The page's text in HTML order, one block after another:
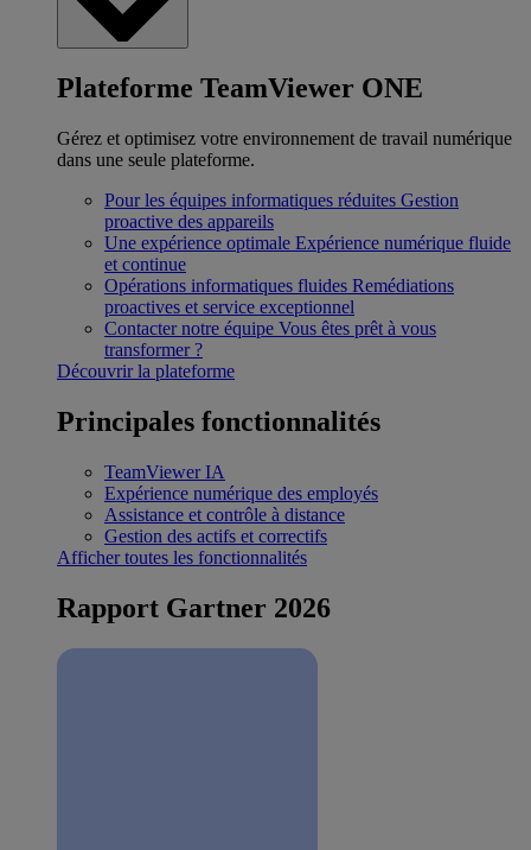
Plateforme TeamViewer ONE
Gérez et optimisez votre environnement de travail numérique
dans une seule plateforme.
Pour les équipes informatiques réduites Gestion
proactive des appareils
Une expérience optimale Expérience numérique fluide
et continue
Opérations informatiques fluides Remédiations
proactives et service exceptionnel
Contacter notre équipe Vous êtes prêt à vous
transformer ?
Découvrir la plateforme
Principales fonctionnalités
TeamViewer IA
Expérience numérique des employés
Assistance et contrôle à distance
Gestion des actifs et correctifs
Afficher toutes les fonctionnalités
Rapport Gartner 2026